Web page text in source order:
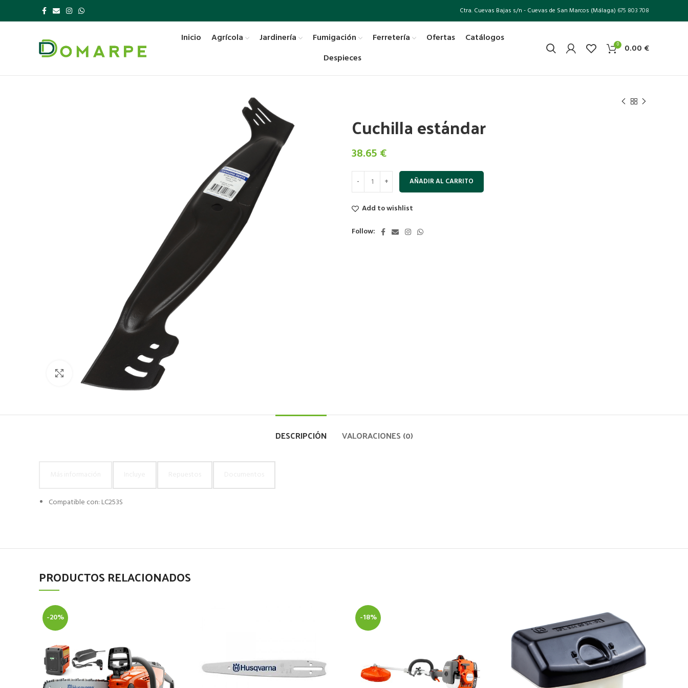
Ctra. Cuevas Bajas s/n - Cuevas de San Marcos (Málaga) 675 803 708
Inicio Agrícola Jardinería Fumigación Ferretería Ofertas
Catálogos
Despieces
0 0.00 €
Click to enlarge
Cuchilla estándar
38.65 €
AÑADIR AL CARRITO
Add to wishlist
Follow:
DESCRIPCIÓN VALORACIONES (0)
Compatible con: LC253S
PRODUCTOS RELACIONADOS
-20% -18%